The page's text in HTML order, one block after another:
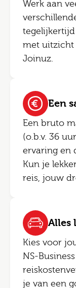
Werk aan
met uitzicht
Joinuz.
Een
Een bruto
(o.b.v. 36
ervaring en
Kun je
reis, jouw
Alles
Kies voor
NS-
je van een